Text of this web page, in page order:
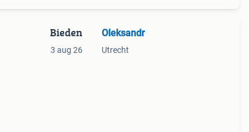
Bieden
3 aug 26
Oleksandr
Utrecht